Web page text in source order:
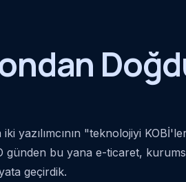
iki yazılımcının "teknolojiyi
bu yana e-ticaret,
geçirdik.